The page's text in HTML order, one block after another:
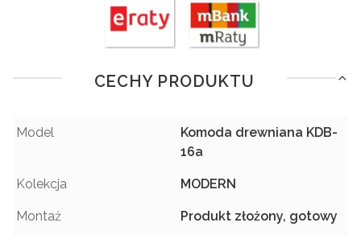
CECHY PRODUKTU
Model
Komoda drewniana KDB-
16a
Kolekcja MODERN
Montaż Produkt złożony, gotowy